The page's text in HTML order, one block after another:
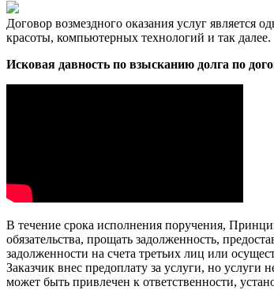
Договор возмездного оказания услуг
красоты, компьютерных технологий и так далее.
Исковая давность по взысканию долга по
В течение срока исполнения поручения,
обязательства, прощать задолженность,
задолженности на счета третьих лиц или
Заказчик внес предоплату за услуги, но
может быть привлечен к ответственности,